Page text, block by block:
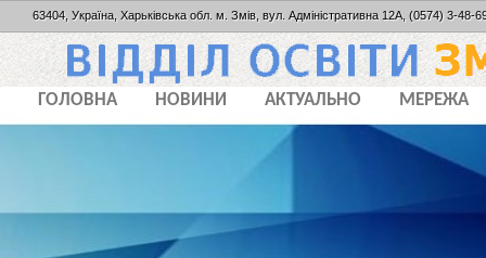
63404, Україна, Харьківська обл. м. Змів, вул. Адміністративна 12А, (0574) 3-48-
ГОЛОВНА НОВИНИ АКТУАЛЬНО МЕРЕЖА